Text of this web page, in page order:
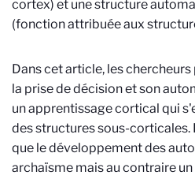
cortex) et une structure
(fonction attribuée aux
Dans cet article, les
la prise de décision et son
un apprentissage cortical qui
des structures sous-
que le développement des
archaïsme mais au contraire